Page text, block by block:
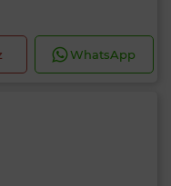
WhatsApp